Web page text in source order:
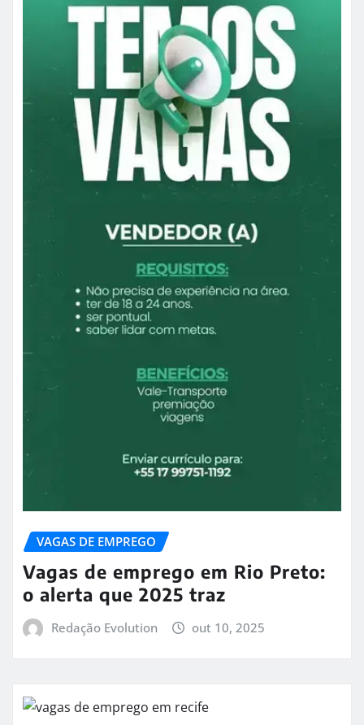
VAGAS DE EMPREGO
Vagas de emprego em Rio Preto:
o alerta que 2025 traz
Redação Evolution out 10, 2025